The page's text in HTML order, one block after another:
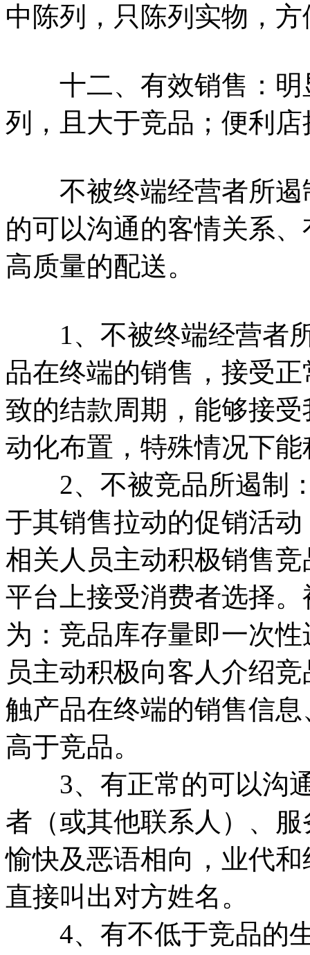
中陈列，只陈列实物，
十二、有效销售：明
列，且大于竞品；便利
不被终端经营者所遏
的可以沟通的客情关系
高质量的配送。
1、不被终端经营者所
品在终端的销售，接受
致的结款周期，能够接
动化布置，特殊情况下
2、不被竞品所遏制：
于其销售拉动的促销活
相关人员主动积极销售
平台上接受消费者选择
为：竞品库存量即一次
员主动积极向客人介绍
触产品在终端的销售信
高于竞品。
3、有正常的可以沟通
者（或其他联系人）、
愉快及恶语相向，业代
直接叫出对方姓名。
4、有不低于竞品的生